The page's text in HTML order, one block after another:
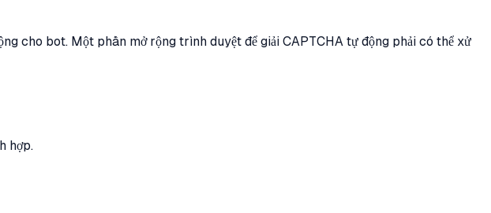
cho bot. Một phần mở rộng trình duyệt để giải CAPTCHA tự động phải có thể xử
hợp.